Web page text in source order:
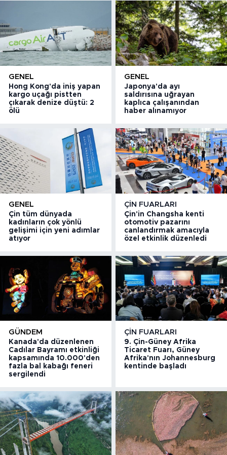
GENEL
Hong Kong'da iniş yapan
kargo uçağı pistten
çıkarak denize düştü: 2
ölü
GENEL
Japonya'da ayı
saldırısına uğrayan
kaplıca çalışanından
haber alınamıyor
GENEL
Çin tüm dünyada
kadınların çok yönlü
gelişimi için yeni adımlar
atıyor
ÇIN FUARLARI
Çin'in Changsha kenti
otomotiv pazarını
canlandırmak amacıyla
özel etkinlik düzenledi
GÜNDEM
Kanada'da düzenlenen
Cadılar Bayramı etkinliği
kapsamında 10.000'den
fazla bal kabağı feneri
sergilendi
ÇIN FUARLARI
9. Çin-Güney Afrika
Ticaret Fuarı, Güney
Afrika'nın Johannesburg
kentinde başladı